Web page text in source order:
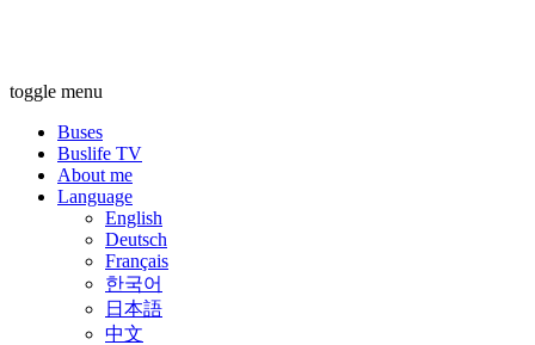
toggle menu
Buses
Buslife TV
About me
Language
English
Deutsch
Français
한국어
日本語
中文